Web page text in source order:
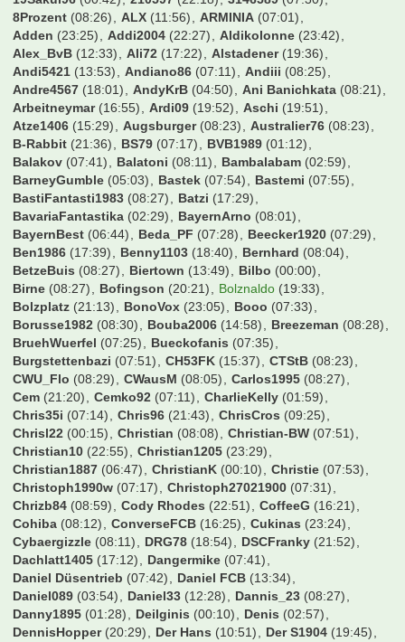
Wer war online?
00nils(00:29) 0711(14:05) 13.02.1948(22:17)
19Sakul96(00:42) 210597(22:18) 3146589(07:30)
8Prozent(08:26) ALX (11:56) ARMINIA(07:01)
Adden(23:25) Addi2004(22:27) Aldikolonne(23:42)
Alex_BvB(12:33) Ali72(17:22) Alstadener(19:36)
Andi5421(13:53) Andiano86(07:11) Andiii(08:25)
Andre4567(18:01) AndyKrB(04:50) Ani Banichkata(08:21)
Arbeitneymar(16:55) Ardi09(19:52) Aschi
Atze1406(15:29) Augsburger(08:23) Australier76
B-Rabbit(21:36) BS79(07:17) BVB1989(01:12)
Balakov(07:41) Balatoni(08:11) Bambalabam (02:59)
BarneyGumble(05:03) Bastek(07:54) Bastemi(07:55)
BastiFantasti1983(08:27) Batzi (17:29)
BavariaFantastika (02:29) BayernArno(08:01)
BayernBest(06:44) Beda_PF(07:28) Beecker1920(07:29)
Ben1986(17:39) Benny1103(18:40) Bernhard
BetzeBuis(08:27) Biertown(13:49) Bilbo(00:00)
Birne (08:27) Bofingson(20:21) Bolznaldo(19:33)
Bolzplatz(21:13) BonoVox(23:05) Booo(07:33)
Borusse1982(08:30) Bouba2006 (14:58) Breezeman
BruehWuerfel(07:25) Bueckofanis(07:35)
Burgstettenbazi(07:51) CH53FK(15:37)
CWU_Flo(08:29) CWausM(08:05) Carlos1995(08:27)
Cem(21:20) Cemko92(07:11) CharlieKelly(01:59)
Chris35i(07:14) Chris96(21:43) ChrisCros(09:25)
Chrisl22(00:15) Christian(08:08) Christian-BW(07:51)
Christian10(22:55) Christian1205(23:29)
Christian1887(06:47) ChristianK(00:10)
Christoph1990w(07:17) Christoph27021900(07:31)
Chrizb84(08:59) Cody Rhodes(22:51) CoffeeG(16:21)
Cohiba(08:12) ConverseFCB(16:25) Cukinas(23:24)
Cybaergizzle(08:11) DRG78(18:54) DSCFranky(21:52)